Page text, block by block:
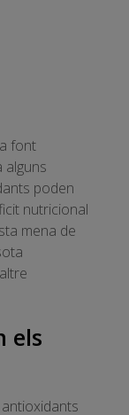
font
alguns
poden
nutricional
mena de
els